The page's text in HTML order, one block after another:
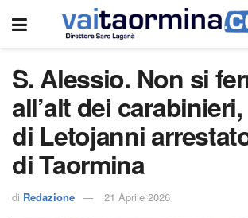
S. Alessio. Non si
all’alt dei
di Letojanni
di Taormina
di Redazione 21 Aprile 2026